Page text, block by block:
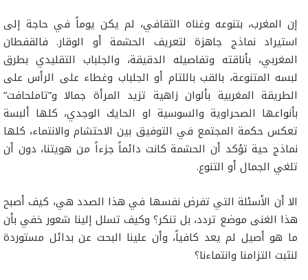
إن المغرب، بتنوعه وغناه الثقافي، لم يكن يوماً في حاجة إلى
استيراد نماذج جاهزة لتعريف الحشمة أو الوقار. فالقفطان
المغربي، بأناقته وتفاصيله الدقيقة، والجلباب التقليدي بطرق
لبسه المتنوعة، بالقب باللتام أو الجلباب وغطاء على الرأس على
الطريقة المغربية بألوان زاهية تزيد المرأة جمالا و”تاملحافت”
بأنواعها الصحراوية والسوسية او الحايك الوجدي، كلها ألبسة
تعكس حكمة المجتمع في التوفيق بين الاحتشام والانتماء، كلها
نماذج حية تؤكد أن الحشمة كانت دائماً جزءاً من هويتنا، دون أن
تلغي الجمال أو التنوع.
الا أن الأسئلة التي تفرض نفسها في هذا الصدد هي، كيف أصبح
هذا الغنى موضع تردد، بل تنكر؟ وكيف تسلل إلينا شعور خفي بأن
ما هو أصيل لم يعد كافياً، وأن علينا البحث عن بدائل مستوردة
لنثبت التزامنا وانتماءنا؟